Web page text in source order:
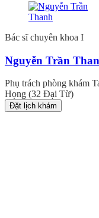
Bác sĩ chuyên khoa I
Nguyễn Trần
Phụ trách phòng khám
Họng (32 Đại Từ)
Đặt lịch khám